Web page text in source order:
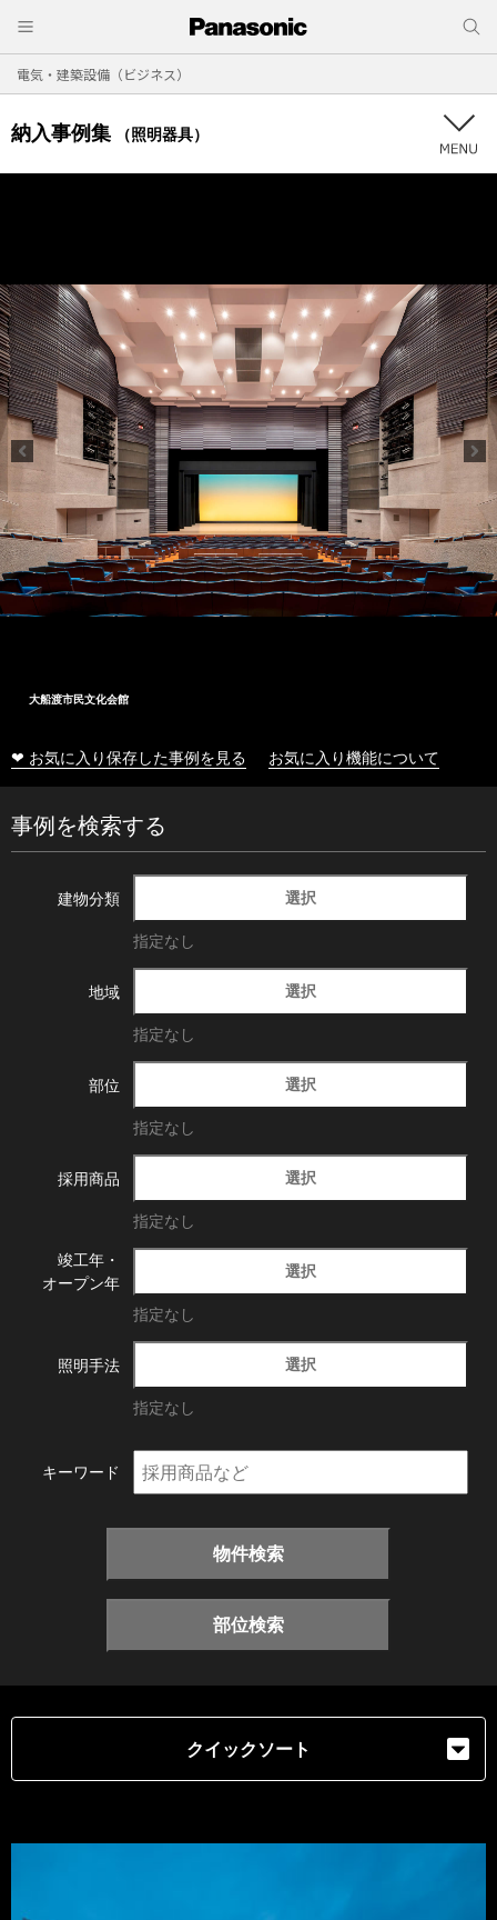
電気・建築設備（ビジネス）
納入事例集 （照明器具）
大船渡市民文化会館
❤ お気に入り保存した事例を見る お気に入り機能について
事例を検索する
建物分類 選択
指定なし
地域 選択
指定なし
部位 選択
指定なし
採用商品 選択
指定なし
竣工年・
オープン年
選択
指定なし
照明手法 選択
指定なし
キーワード
物件検索
部位検索
クイックソート